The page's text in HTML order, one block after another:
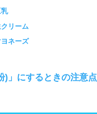
リーム
ネーズ
)」にするときの注意点